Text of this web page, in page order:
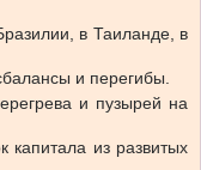
в Таиланде, в
и перегибы.
и пузырей на
из развитых